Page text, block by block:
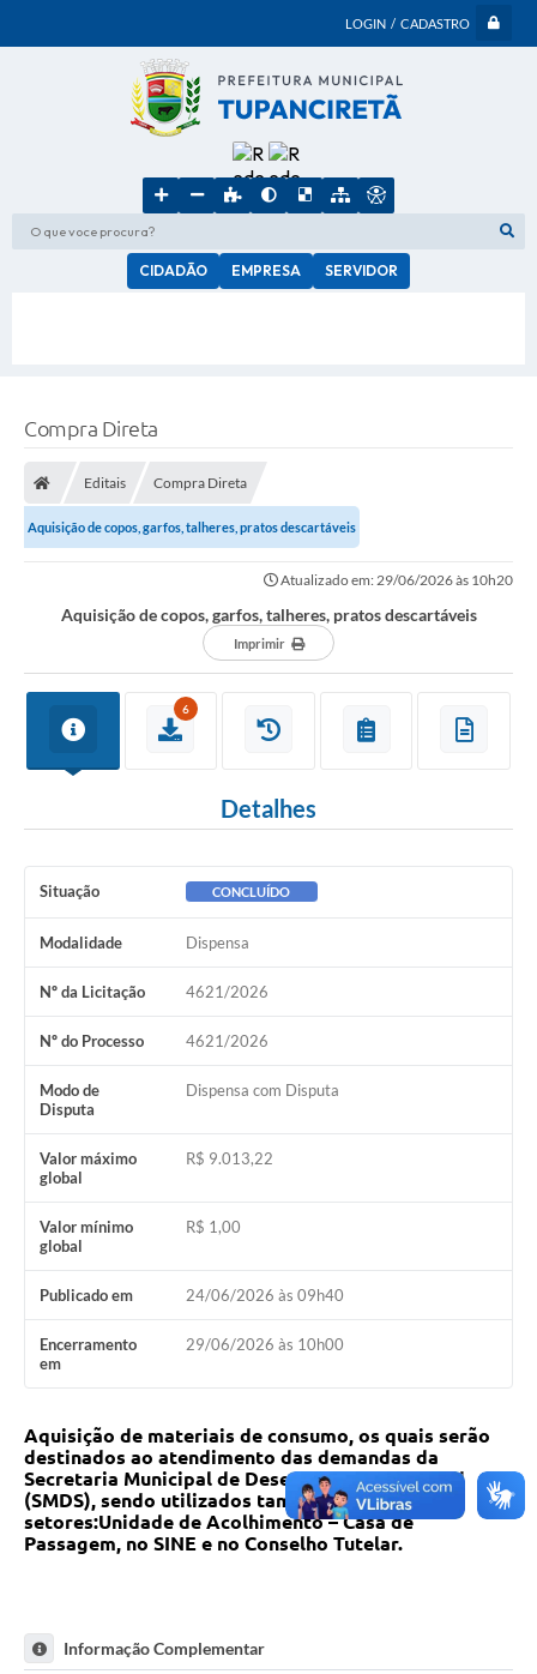
LOGIN / CADASTRO
O que voce procura?
CIDADÃO EMPRESA SERVIDOR
Compra Direta
Editais Compra Direta
Aquisição de copos, garfos, talheres, pratos descartáveis
Atualizado em: 29/06/2026 às 10h20
Aquisição de copos, garfos, talheres, pratos descartáveis
Imprimir
6
Detalhes
Situação CONCLUÍDO
Modalidade Dispensa
Nº da Licitação 4621/2026
Nº do Processo 4621/2026
Modo de
Disputa
Dispensa com Disputa
Valor máximo
global
R$ 9.013,22
Valor mínimo
global
R$ 1,00
Publicado em 24/06/2026 às 09h40
Encerramento
em
29/06/2026 às 10h00
Aquisição de materiais de consumo, os quais serão
destinados ao atendimento das demandas da
Secretaria Municipal de Desenvolvimento Social
(SMDS), sendo utilizados também pelos
setores:Unidade de Acolhimento – Casa de
Passagem, no SINE e no Conselho Tutelar.
Informação Complementar